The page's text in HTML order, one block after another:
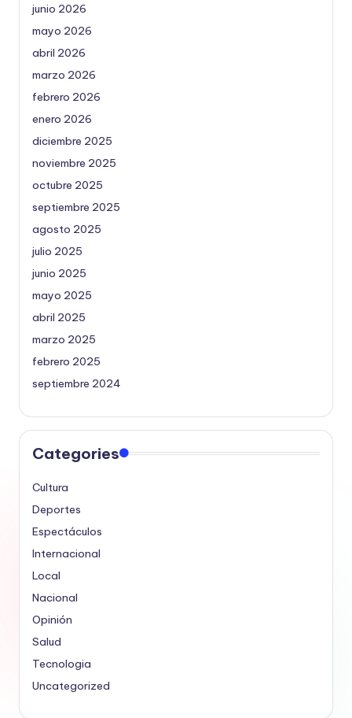
junio 2026
mayo 2026
abril 2026
marzo 2026
febrero 2026
enero 2026
diciembre 2025
noviembre 2025
octubre 2025
septiembre 2025
agosto 2025
julio 2025
junio 2025
mayo 2025
abril 2025
marzo 2025
febrero 2025
septiembre 2024
Categories
Cultura
Deportes
Espectáculos
Internacional
Local
Nacional
Opinión
Salud
Tecnologia
Uncategorized